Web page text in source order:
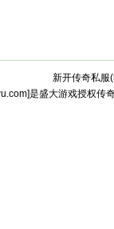
新开传奇私服(
是盛大游戏授权传